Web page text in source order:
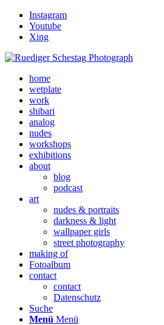
Instagram
Youtube
Xing
home
wetplate
work
shibari
analog
nudes
workshops
exhibitions
about
blog
podcast
art
nudes & portraits
darkness & light
wallpaper girls
street photography
making of
Fotoalbum
contact
contact
Datenschutz
Suche
Menü Menü